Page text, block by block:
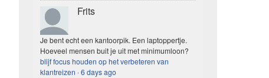
Frits
Je bent echt een kantoorpik. Een laptoppertje.
Hoeveel mensen buit je uit met minimumloon?
blijf focus houden op het verbeteren van
klantreizen ·6 days ago